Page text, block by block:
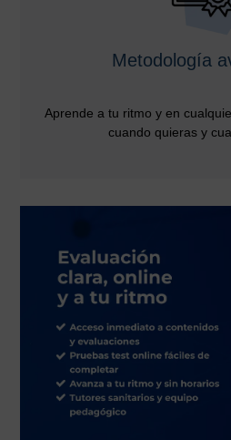
Metodología
Aprende a tu ritmo y en
cuando quieras y